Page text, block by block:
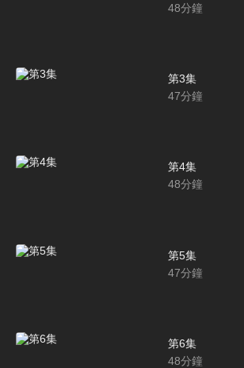
48分鐘
第3集
47分鐘
第4集
48分鐘
第5集
47分鐘
第6集
48分鐘